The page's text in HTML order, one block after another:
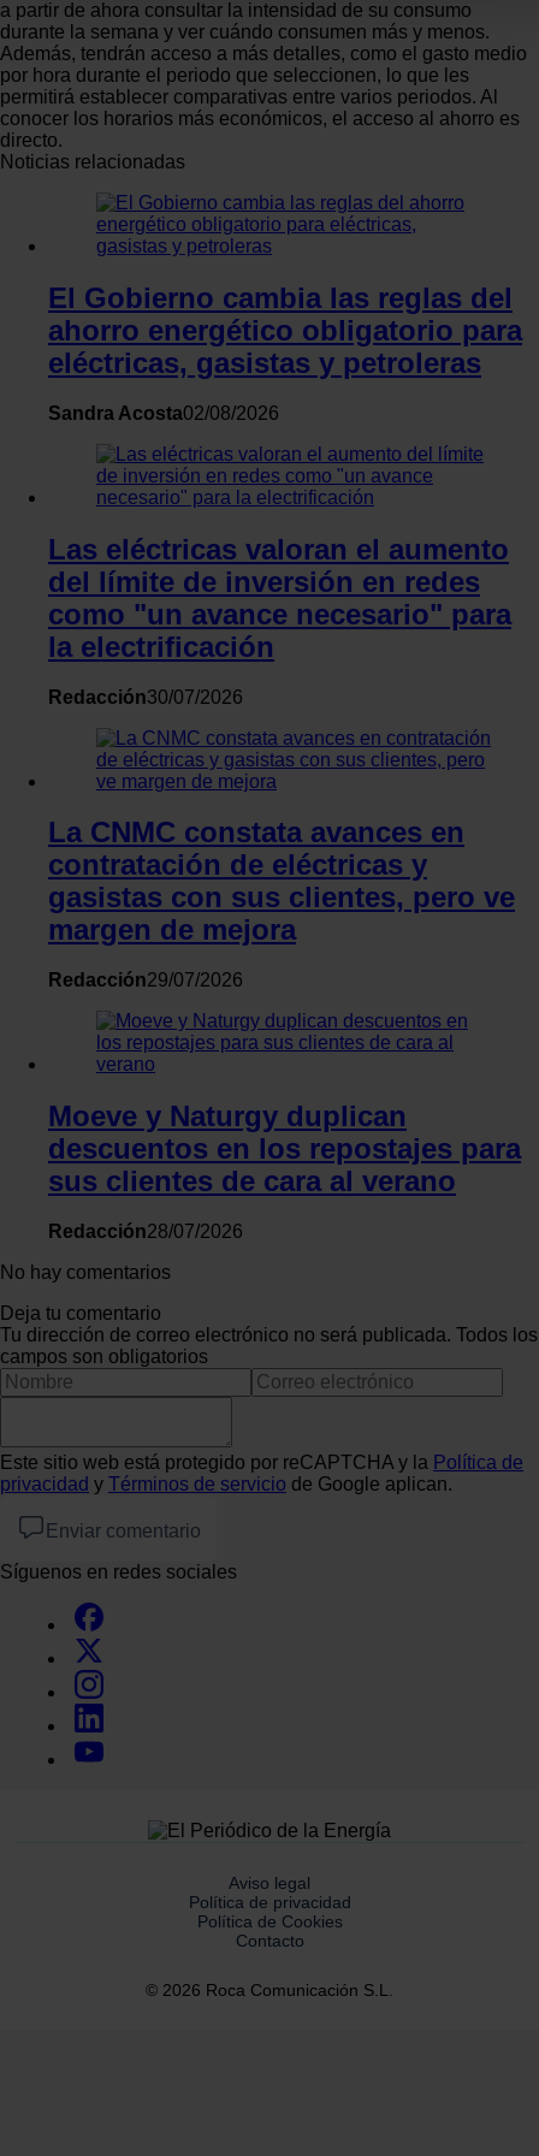
Obtenga más información sobre cómo se procesan sus
personales y establezca sus preferencias en lasección de
datos. Puede cambiar o retirar su consentimiento en
momento en la Declaración de cookies.
Las cookies de este sitio web se usan para personalizar el
y analizar el tráfico. Además, compartimos información
el uso que haga del sitio web con nuestros partners de redes
con otra información que les haya proporcionado o que
recopilado a partir del uso que haya hecho de sus servicios.
a partir de ahora consultar la intensidad de su consumo
durante la semana y ver cuándo consumen más y menos.
Además, tendrán acceso a más detalles, como el gasto medio
por hora durante el periodo que seleccionen, lo que les
permitirá establecer comparativas entre varios periodos. Al
conocer los horarios más económicos, el acceso al ahorro es
directo.
Noticias relacionadas
El Gobierno cambia las reglas del
ahorro energético obligatorio para
eléctricas, gasistas y petroleras
Sandra Acosta02/08/2026
Las eléctricas valoran el aumento
del límite de inversión en redes
como "un avance necesario" para
la electrificación
Redacción30/07/2026
La CNMC constata avances en
contratación de eléctricas y
gasistas con sus clientes, pero ve
margen de mejora
Redacción29/07/2026
Moeve y Naturgy duplican
descuentos en los repostajes para
sus clientes de cara al verano
Redacción28/07/2026
No hay comentarios
Deja tu comentario
Tu dirección de correo electrónico no será publicada. Todos los
campos son obligatorios
Este sitio web está protegido por reCAPTCHA y la Política de
privacidad y Términos de servicio de Google aplican.
Enviar comentario
Síguenos en redes sociales
Aviso legal
Política de privacidad
Política de Cookies
Contacto
© 2026 Roca Comunicación S.L.